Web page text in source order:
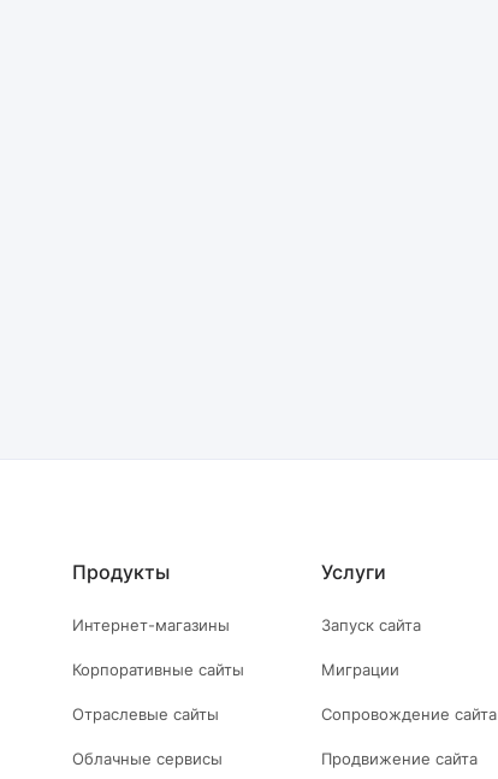
Продукты
Интернет-магазины
Корпоративные сайты
Отраслевые сайты
Облачные сервисы
Услуги
Запуск сайта
Миграции
Сопровождение сайта
Продвижение сайта